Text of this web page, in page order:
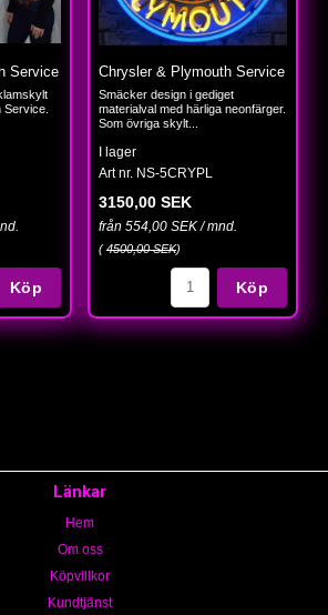
Service
Köp
Chrysler & Plymouth Service
Smäcker design i gediget
materialval med härliga neonfärger.
Som övriga skylt...
I lager
Art nr. NS-5CRYPL
3150,00 SEK
från 554,00 SEK / mnd.
(4500,00 SEK)
Köp
Länkar
Hem
Om oss
Köpvillkor
Kundtjänst